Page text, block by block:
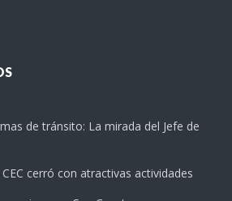
de tránsito: La mirada del Jefe de
cerró con atractivas actividades